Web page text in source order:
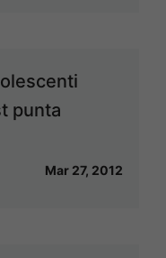
punta
Mar 27, 2012